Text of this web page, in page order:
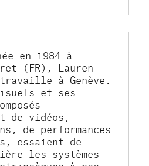
en 1984 à
(FR), Lauren
à Genève.
et ses
de vidéos,
de performances
essaient de
les systèmes